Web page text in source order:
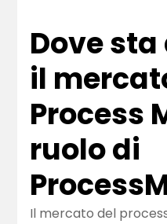
Dove
il
Process
ruolo di
Il mercato del